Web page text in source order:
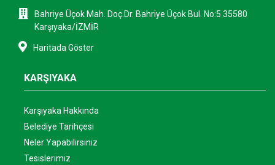
Bahriye Üçok Mah. Doç.Dr. Bahriye Üçok Bul. No:5 35580
Karşıyaka/İZMİR
Haritada Göster
KARŞIYAKA
Karşıyaka Hakkında
Belediye Tarihçesi
Neler Yapabilirsiniz
Tesislerimiz